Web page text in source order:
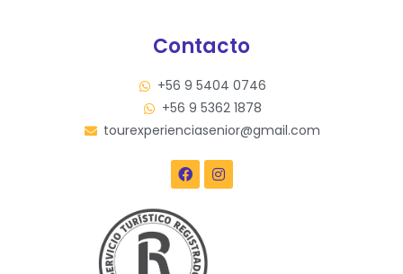
Contacto
+56 9 5404 0746
+56 9 5362 1878
tourexperienciasenior@gmail.com